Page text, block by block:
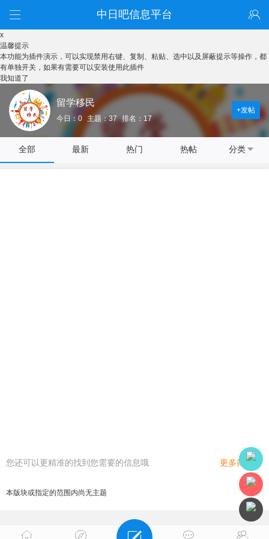
中日吧信息平台
x
温馨提示
本功能为插件演示，可以实现禁用右键、复制、粘贴、选中以及屏蔽提示等操作，都
有单独开关，如果有需要可以安装使用此插件
我知道了
留学移民
今日：0 主题：37 排名：17
+发帖
全部 最新 热门 热帖 分类
您还可以更精准的找到您需要的信息哦 更多筛选
本版块或指定的范围内尚无主题